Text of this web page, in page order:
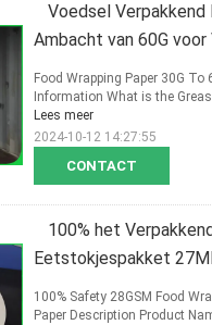
Voedsel
Ambacht van 60G
CONTACT
Food Wrapping Paper 30G
Information What is the
Lees meer
2024-10-12 14:27:55
100% het
Eetstokjespakket
100% Safety 28GSM Food
Paper Description Product